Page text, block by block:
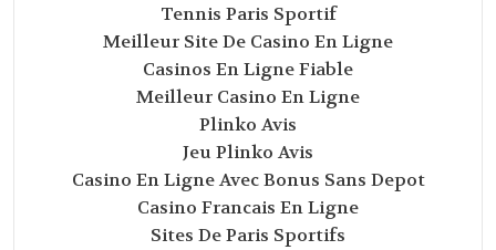
Tennis Paris Sportif
Meilleur Site De Casino En Ligne
Casinos En Ligne Fiable
Meilleur Casino En Ligne
Plinko Avis
Jeu Plinko Avis
Casino En Ligne Avec Bonus Sans Depot
Casino Francais En Ligne
Sites De Paris Sportifs